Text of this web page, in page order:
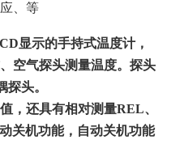
、等
显示的手持式温度计，
空气探头测量温度。探头
头。
，还具有相对测量REL、
关机功能，自动关机功能